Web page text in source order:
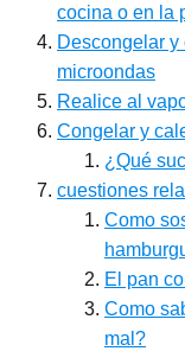
cocina o en la
Descongelar y
microondas
Realice al
Congelar y
¿Qué
cuestiones
Como
El pan
Como
mal?